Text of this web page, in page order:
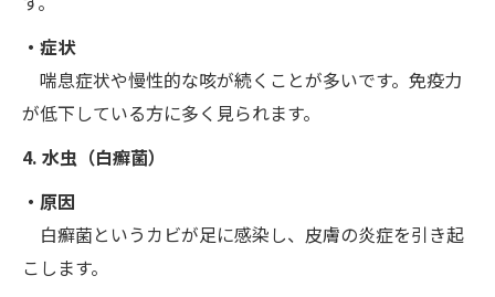
・症状
喘息症状や慢性的な咳が続くことが多いです。免疫力
が低下している方に多く見られます。
4. 水虫（白癬菌）
・原因
白癬菌というカビが足に感染し、皮膚の炎症を引き起
こします。